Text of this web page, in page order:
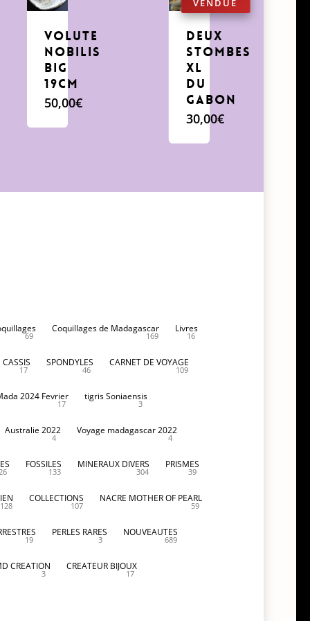
volute
Nobilis
big
19cm
50,00€
deux
stombes
XL
du
Gabon
30,00€
69
Coquillages de Madagascar
169
Livres
16
CASSIS
17
SPONDYLES
46
CARNET DE VOYAGE
109
2024 Fevrier
17
tigris Soniaensis
3
Australie 2022
4
Voyage madagascar 2022
4
FOSSILES
133
MINERAUX DIVERS
304
PRISMES
39
128
COLLECTIONS
107
NACRE MOTHER OF PEARL
59
19
PERLES RARES
3
NOUVEAUTES
689
CREATION
3
CREATEUR BIJOUX
17